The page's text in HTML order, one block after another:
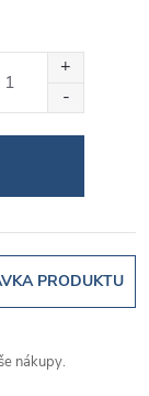
PRODUKTU
nákupy.